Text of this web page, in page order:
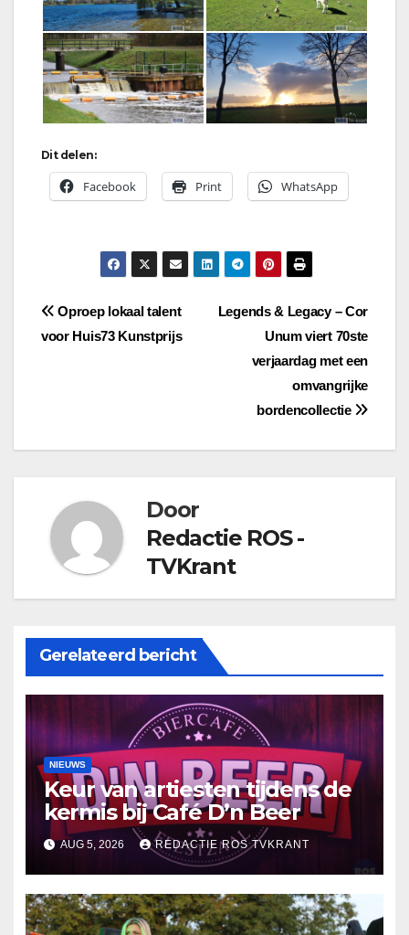
Dit delen:
Facebook Print WhatsApp
Bericht
navigatie
Legends & Legacy – Cor
Unum viert 70ste
verjaardag met een
omvangrijke
bordencollectie
Oproep lokaal talent
voor Huis73 Kunstprijs
Door
Redactie ROS -
TVKrant
Gerelateerd bericht
NIEUWS
Keur van artiesten tijdens de
kermis bij Café D’n Beer
AUG 5, 2026 REDACTIE ROS TVKRANT